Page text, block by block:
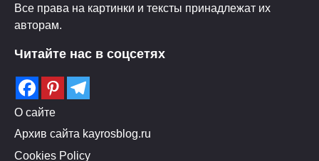
Все права на картинки и тексты принадлежат их
авторам.
Читайте нас в соцсетях
О сайте
Архив сайта kayrosblog.ru
Cookies Policy